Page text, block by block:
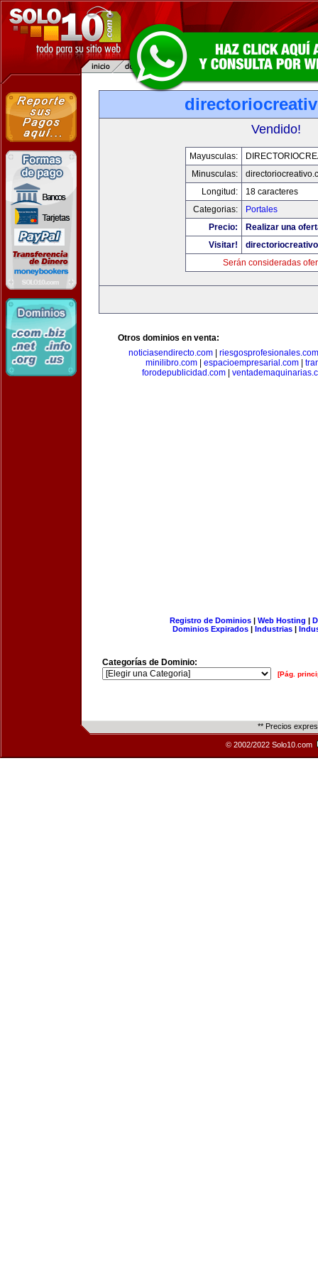
Vendido!
Mayusculas:
Minusculas:
Longitud:
18 caracteres
Categorias:
Portales
Precio:
Realizar una
Visitar!
Serán consideradas
Otros dominios en venta:
noticiasendirecto.com
riesgosprofesionales.com
minilibro.com| espacioempresarial.com|
forodepublicidad.com|
Registro de Dominios| Web Hosting |
Dominios Expirados | Industrias |
Categorías de Dominio:
[Pág.
** Precios
© 2002/2022 Solo10.com